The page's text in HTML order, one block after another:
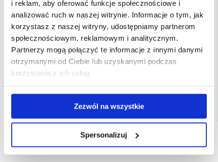
i reklam, aby oferować funkcje społecznościowe i
analizować ruch w naszej witrynie. Informacje o tym, jak
korzystasz z naszej witryny, udostępniamy partnerom
społecznościowym, reklamowym i analitycznym.
Partnerzy mogą połączyć te informacje z innymi danymi
otrzymanymi od Ciebie lub uzyskanymi podczas
korzystania z ich usług.
Zezwól na wszystkie
Spersonalizuj
Powiązane kategorie: Akcesoria do telefonów
hartowane Samsung
CLUB TRENDY